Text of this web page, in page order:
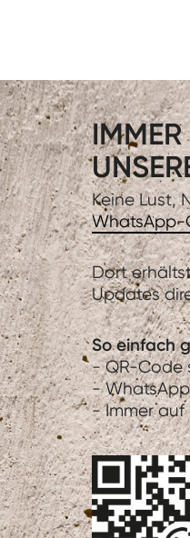
IMMER
Keine Lust,
WhatsApp-
Dort
Updates
So einfach
- QR-Code
-
- Immer auf